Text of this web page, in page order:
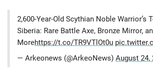
2,600-Year-Old Scythian Noble Warrior’s
Siberia: Rare Battle Axe, Bronze Mirror,
Morehttps://t.co/TR9VTlOt0u
— Arkeonews (@ArkeoNews) August 24,